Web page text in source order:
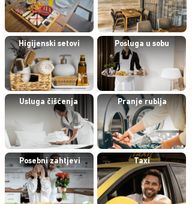
Higijenski setovi Posluga u sobu
Usluga čišćenja Pranje rublja
Posebni zahtjevi Taxi